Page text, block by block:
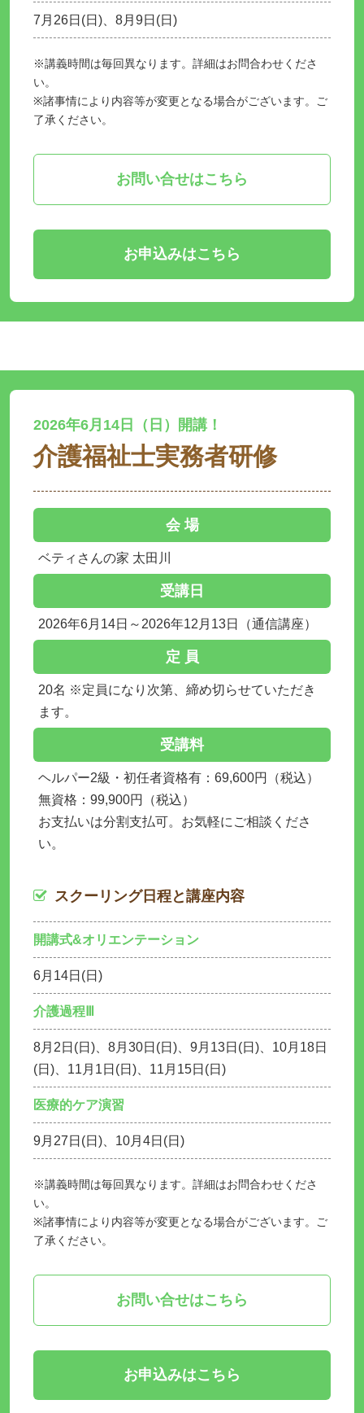
7月26日(日)、8月9日(日)
※講義時間は毎回異なります。詳細はお問合わせくださ
い。
※諸事情により内容等が変更となる場合がございます。ご
了承ください。
お問い合せはこちら
お申込みはこちら
2026年6月14日（日）開講！
介護福祉士実務者研修
会 場
ベティさんの家 太田川
受講日
2026年6月14日～2026年12月13日（通信講座）
定 員
20名 ※定員になり次第、締め切らせていただき
ます。
受講料
ヘルパー2級・初任者資格有：69,600円（税込）
無資格：99,900円（税込）
お支払いは分割支払可。お気軽にご相談くださ
い。
スクーリング日程と講座内容
開講式&オリエンテーション
6月14日(日)
介護過程Ⅲ
8月2日(日)、8月30日(日)、9月13日(日)、10月18日
(日)、11月1日(日)、11月15日(日)
医療的ケア演習
9月27日(日)、10月4日(日)
※講義時間は毎回異なります。詳細はお問合わせくださ
い。
※諸事情により内容等が変更となる場合がございます。ご
了承ください。
お問い合せはこちら
お申込みはこちら